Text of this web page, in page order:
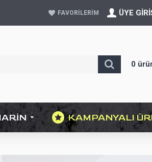
FAVORILERIM ÜYE
0
KAMPANYALI